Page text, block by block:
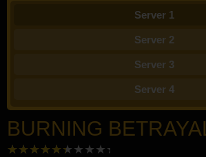
Server 1
Server 2
Server 3
Server 4
BURNING BETRAYAL